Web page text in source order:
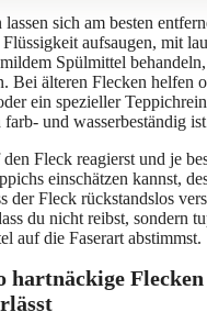
sich am besten
aufsaugen, mit
Spülmittel
Bei älteren Flecken helfen
ein spezieller
und wasserbeständig
Fleck reagierst und je
einschätzen kannst,
der Fleck rückstandslos
du nicht reibst, sondern
auf die Faserart abstimmst.
hartnäckige